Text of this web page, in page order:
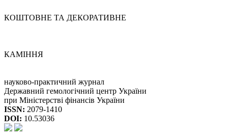
КОШТОВНЕ ТА ДЕКОРАТИВНЕ
КАМІННЯ
науково-практичний журнал
Державний гемологічний центр України
при Міністерстві фінансів України
ISSN: 2079-1410
DOI: 10.53036